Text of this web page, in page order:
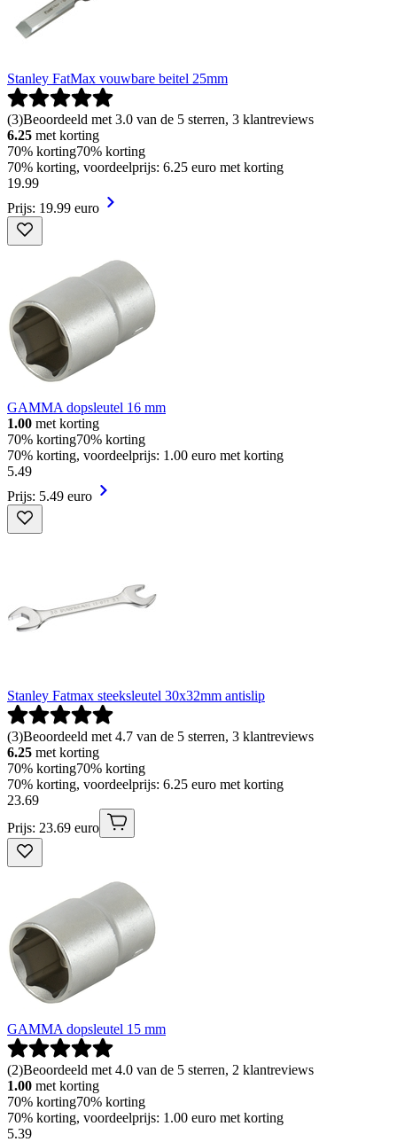
Stanley FatMax vouwbare beitel 25mm
(3)Beoordeeld met 3.0 van de 5 sterren, 3 klantreviews
6.25 met korting
70% korting70% korting
70% korting, voordeelprijs: 6.25 euro met korting
19.99
Prijs: 19.99 euro
GAMMA dopsleutel 16 mm
1.00 met korting
70% korting70% korting
70% korting, voordeelprijs: 1.00 euro met korting
5.49
Prijs: 5.49 euro
Stanley Fatmax steeksleutel 30x32mm antislip
(3)Beoordeeld met 4.7 van de 5 sterren, 3 klantreviews
6.25 met korting
70% korting70% korting
70% korting, voordeelprijs: 6.25 euro met korting
23.69
Prijs: 23.69 euro
GAMMA dopsleutel 15 mm
(2)Beoordeeld met 4.0 van de 5 sterren, 2 klantreviews
1.00 met korting
70% korting70% korting
70% korting, voordeelprijs: 1.00 euro met korting
5.39